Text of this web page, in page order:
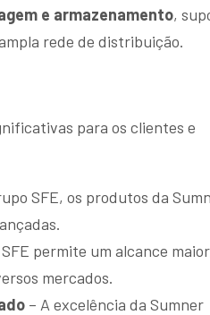
e armazenamento,
rede de distribuição.
para os clientes e
SFE, os produtos da
permite um alcance
mercados.
– A excelência da Sumner